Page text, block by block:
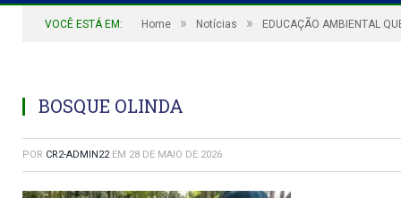
VOCÊ ESTÁ EM: Home » Notícias » EDUCAÇÃO AMBIENTAL
BOSQUE OLINDA
POR CR2-ADMIN22 EM 28 DE MAIO DE 2026